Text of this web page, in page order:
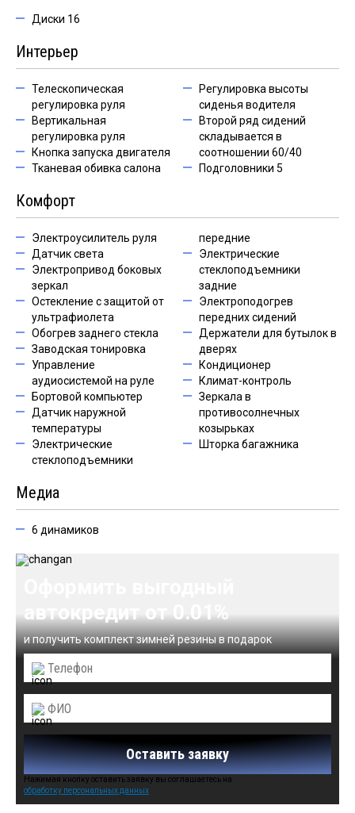
Диски 16
Интерьер
Телескопическая
регулировка руля
Вертикальная
регулировка руля
Кнопка запуска двигателя
Тканевая обивка салона
Регулировка высоты
сиденья водителя
Второй ряд сидений
складывается в
соотношении 60/40
Подголовники 5
Комфорт
Электроусилитель руля
Датчик света
Электропривод боковых
зеркал
Остекление с защитой от
ультрафиолета
Обогрев заднего стекла
Заводская тонировка
Управление
аудиосистемой на руле
Бортовой компьютер
Датчик наружной
температуры
Электрические
стеклоподъемники
передние
Электрические
стеклоподъемники
задние
Электроподогрев
передних сидений
Держатели для бутылок в
дверях
Кондиционер
Климат-контроль
Зеркала в
противосолнечных
козырьках
Шторка багажника
Медиа
6 динамиков
автокредит от 0.01%
и получить комплект зимней резины в подарок
Оставить заявку
Нажимая кнопку оставить заявку вы соглашаетесь на
обработку персональных данных